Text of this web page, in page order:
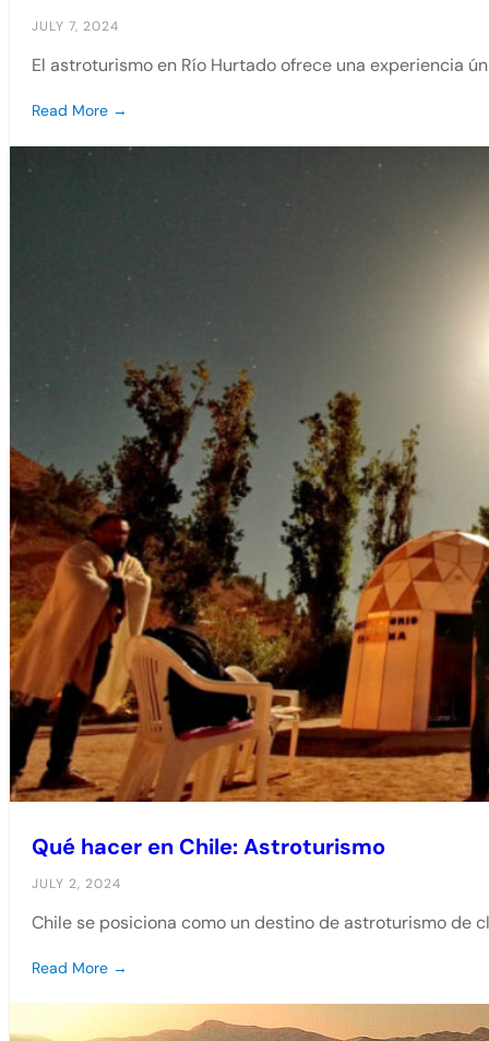
JULY 7, 2024
El astroturismo en Río Hurtado ofrece una experiencia
Read More →
Qué hacer en Chile: Astroturismo
JULY 2, 2024
Chile se posiciona como un destino de astroturismo de
Read More →